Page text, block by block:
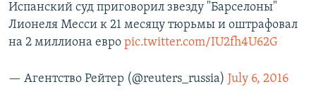
Испанский суд приговорил звезду "Барселоны"
Лионеля Месси к 21 месяцу тюрьмы и оштрафовал
на 2 миллиона евро pic.twitter.com/IU2fh4U62G
— Агентство Рейтер (@reuters_russia) July 6, 2016